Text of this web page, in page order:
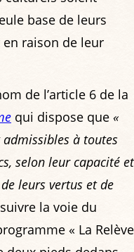
base de leurs
raison de leur
de l’article 6 de la
qui dispose que «
à toutes
selon leur capacité et
leurs vertus et de
la voie du
« La Relève